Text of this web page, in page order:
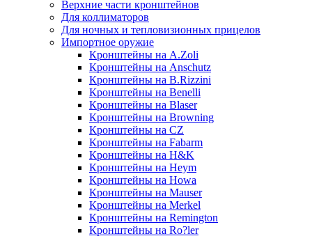
Верхние части кронштейнов
Для коллиматоров
Для ночных и тепловизионных прицелов
Импортное оружие
Кронштейны на A.Zoli
Кронштейны на Anschutz
Кронштейны на B.Rizzini
Кронштейны на Benelli
Кронштейны на Blaser
Кронштейны на Browning
Кронштейны на CZ
Кронштейны на Fabarm
Кронштейны на H&K
Кронштейны на Heym
Кронштейны на Howa
Кронштейны на Mauser
Кронштейны на Merkel
Кронштейны на Remington
Кронштейны на Ro?ler